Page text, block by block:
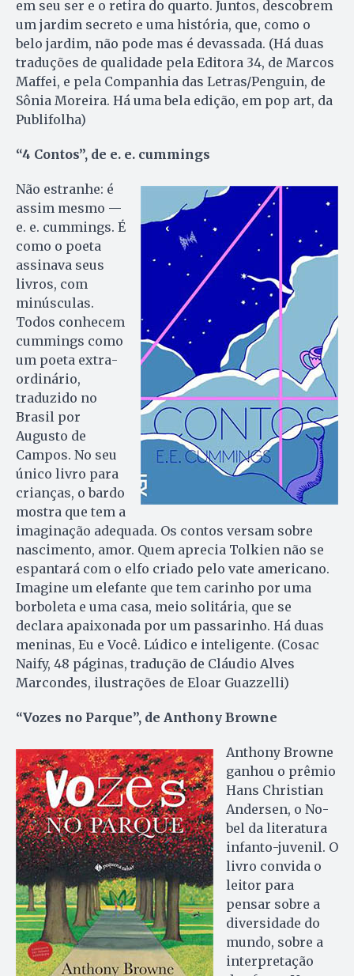
em seu ser e o retira do quarto. Juntos, descobrem
um jardim secreto e uma história, que, como o
belo jardim, não pode mas é devassada. (Há duas
traduções de qualidade pela Editora 34, de Marcos
Maffei, e pela Companhia das Letras/Penguin, de
Sônia Moreira. Há uma bela edição, em pop art, da
Publifolha)
“4 Contos”, de e. e. cummings
Não estranhe: é
assim mesmo —
e. e. cummings. É
como o poeta
assinava seus
livros, com
minúsculas.
Todos conhecem
cummings como
um poeta extra­
or­dinário,
traduzido no
Brasil por
Augusto de
Campos. No seu
único livro para
crianças, o bardo
mostra que tem a
imaginação adequada. Os contos versam sobre
nascimento, amor. Quem aprecia Tolkien não se
espantará com o elfo criado pelo vate americano.
Imagine um elefante que tem carinho por uma
borboleta e uma casa, meio solitária, que se
declara apaixonada por um passarinho. Há duas
meninas, Eu e Você. Lúdico e inteligente. (Cosac
Naify, 48 páginas, tradução de Cláudio Alves
Marcondes, ilustrações de Eloar Guazzelli)
“Vozes no Parque”, de Anthony Browne
Anthony Browne
ganhou o prê­mio
Hans Chris­­­tian
An­dersen, o No­­
bel da literatura
infanto-juvenil. O
li­vro convida o
leitor para
pensar sobre a
diversidade do
mundo, sobre a
interpretação